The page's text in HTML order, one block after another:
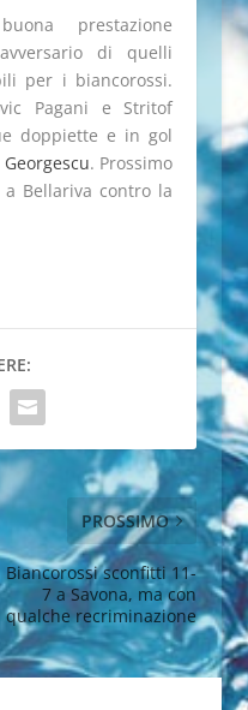
prestazione
di quelli
per i biancorossi.
Pagani e Stritof
doppiette e in gol
Georgescu. Prossimo
Bellariva contro la
PROSSIMO
Biancorossi sconfitti 11-
7 a Savona, ma con
qualche recriminazione